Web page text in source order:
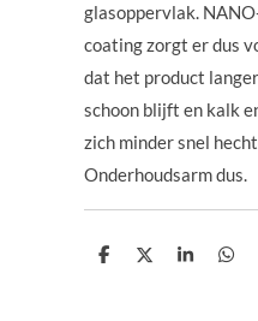
glasoppervlak.
coating zorgt er dus
dat het product langer
schoon blijft en kalk
zich minder snel
Onderhoudsarm dus.
D
D
S
D